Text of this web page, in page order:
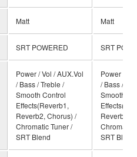
Matt Matt
SRT POWERED SRT
Power / Vol / AUX.Vol
/ Bass / Treble /
Smooth Control
Effects(Reverb1,
Reverb2, Chorus) /
Chromatic Tuner /
SRT Blend
Power /
/ Bass /
Smooth
Reverb2,
Chromatic
SRT Blend